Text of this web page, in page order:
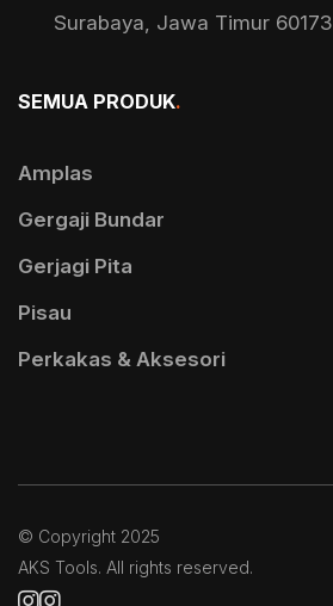
Surabaya, Jawa Timur 60173
SEMUA PRODUK.
Amplas
Gergaji Bundar
Gerjagi Pita
Pisau
Perkakas & Aksesori
© Copyright 2025
AKS Tools. All rights reserved.